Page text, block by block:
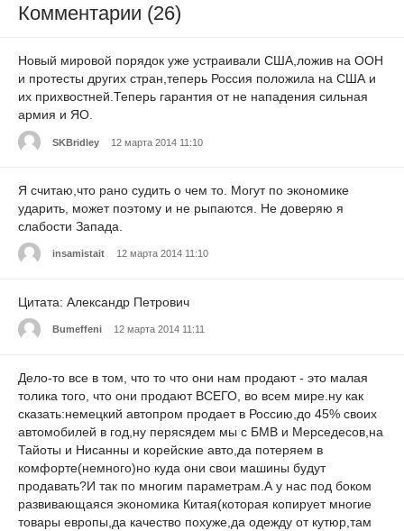
Комментарии (26)
Новый мировой порядок уже устраивали США,ложив на ООН
и протесты других стран,теперь Россия положила на США и
их прихвостней.Теперь гарантия от не нападения сильная
армия и ЯО.
SKBridley 12 марта 2014 11:10
Я считаю,что рано судить о чем то. Могут по экономике
ударить, может поэтому и не рыпаются. Не доверяю я
слабости Запада.
insamistait 12 марта 2014 11:10
Цитата: Александр Петрович
Bumeffeni 12 марта 2014 11:11
Дело-то все в том, что то что они нам продают - это малая
толика того, что они продают ВСЕГО, во всем мире.ну как
сказать:немецкий автопром продает в Россию,до 45% своих
автомобилей в год,ну перясядем мы с БМВ и Мерседесов,на
Тайоты и Нисанны и корейские авто,да потеряем в
комфорте(немного)но куда они свои машины будут
продавать?И так по многим параметрам.А у нас под боком
развивающаяся экономика Китая(которая копирует многие
товары европы,да качество похуже,да одежду от кутюр,там